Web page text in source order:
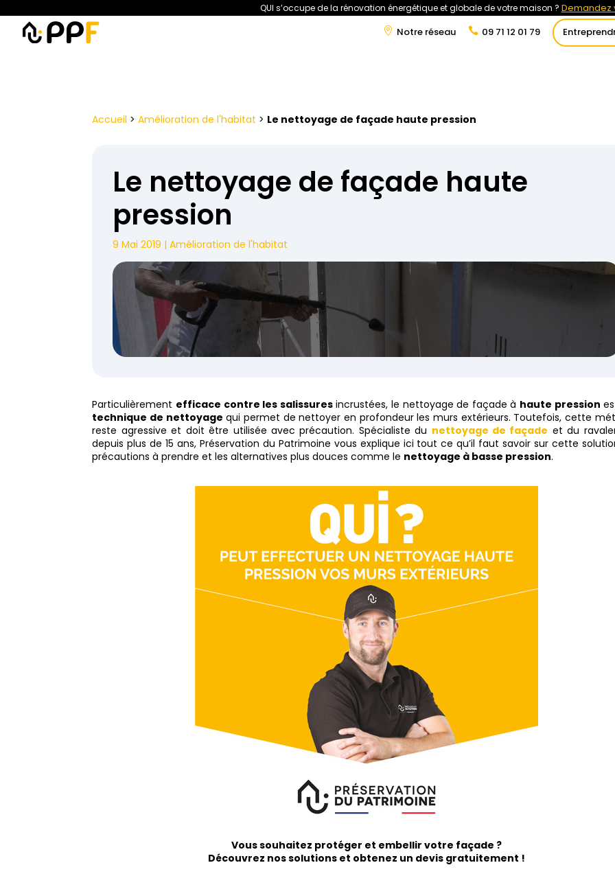
QUI s’occupe de la rénovation énergétique et globale de votre maison ? Demandez
Notre réseau
09 71 12 01 79
Rénovation Énergétique Énergies Renouvelables
Accueil >Amélioration de l'habitat > Le nettoyage de façade haute pression
Le nettoyage de façade haute
pression
9 Mai 2019 |Amélioration de l'habitat
Particulièrement efficace contre les salissuresincrustées, le nettoyage de façade à haute pression
technique de nettoyage qui permet de nettoyer en profondeur les murs extérieurs. Toutefois, cette
reste agressive et doit être utilisée avec précaution. Spécialiste du nettoyage de façade et du
depuis plus de 15 ans, Préservation du Patrimoine vous explique ici tout ce qu’il faut savoir sur cette
précautions à prendre et les alternatives plus douces comme le nettoyage à basse pression.
Vous souhaitez protéger et embellir votre façade ?
Découvrez nos solutions et obtenez un devis gratuitement !